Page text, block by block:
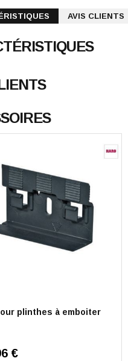
AVIS CLIENTS
plinthes à emboiter
€